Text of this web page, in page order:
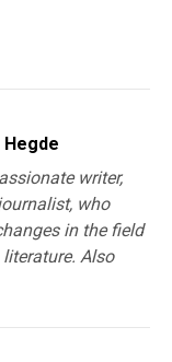
writer,
who
in the field
Also